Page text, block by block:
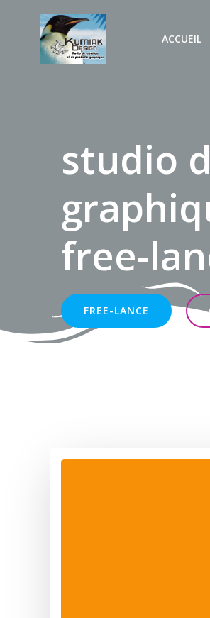
contenu
ACCUEIL
studio
free-
FREE-LANCE